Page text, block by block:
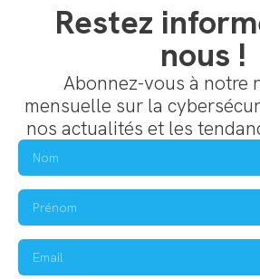
Restez
nous !
Abonnez-vous à notre
mensuelle sur la
nos actualités et les